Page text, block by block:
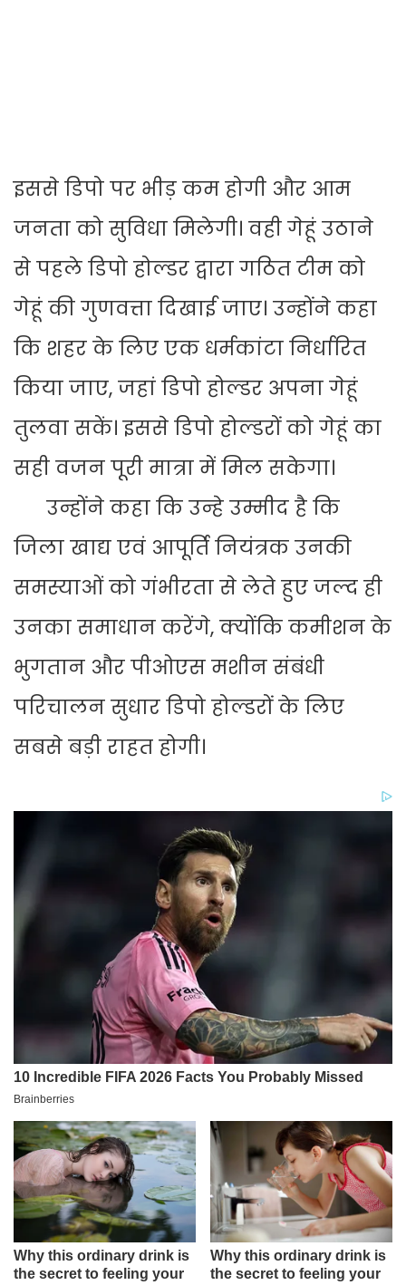
इससे डिपो पर भीड़ कम होगी और आम
जनता को सुविधा मिलेगी। वही गेहूं उठाने
से पहले डिपो होल्डर द्वारा गठित टीम को
गेहूं की गुणवत्ता दिखाई जाए। उन्होंने कहा
कि शहर के लिए एक धर्मकांटा निर्धारित
किया जाए, जहां डिपो होल्डर अपना गेहूं
तुलवा सकें। इससे डिपो होल्डरों को गेहूं का
सही वजन पूरी मात्रा में मिल सकेगा।
उन्होंने कहा कि उन्हे उम्मीद है कि
जिला खाद्य एवं आपूर्ति नियंत्रक उनकी
समस्याओं को गंभीरता से लेते हुए जल्द ही
उनका समाधान करेंगे, क्योंकि कमीशन के
भुगतान और पीओएस मशीन संबंधी
परिचालन सुधार डिपो होल्डरों के लिए
सबसे बड़ी राहत होगी।